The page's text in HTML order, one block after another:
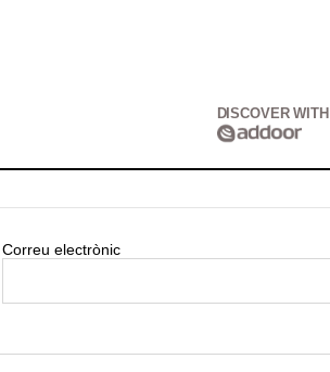
DISCOVER WITH
Correu electrònic